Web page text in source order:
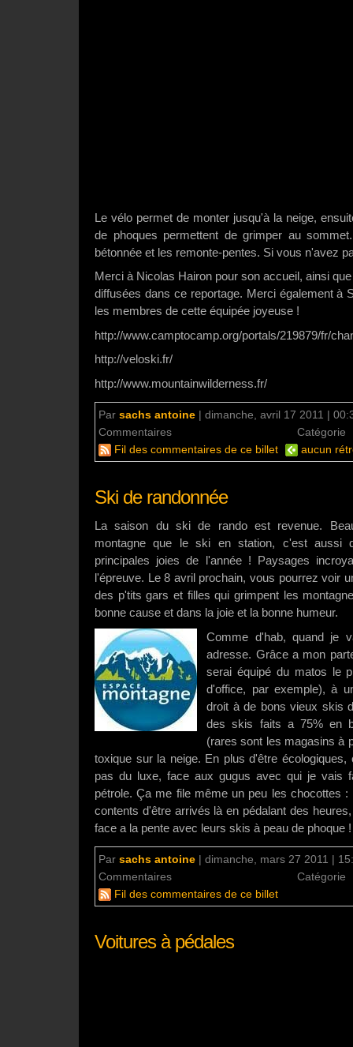
Le vélo permet de monter jusqu'à la neige,
de phoques permettent de grimper au
bétonnée et les remonte-pentes. Si vous n'avez
Merci à Nicolas Hairon pour son accueil, ainsi
diffusées dans ce reportage. Merci également à
les membres de cette équipée joyeuse !
http://www.camptocamp.org/portals/219879/fr/
http://veloski.fr/
http://www.mountainwilderness.fr/
Par sachs antoine | dimanche, avril 17 2011 |
Commentaires
Catégorie
Fil des commentaires de ce billet
aucun
Ski de randonnée
La saison du ski de rando est revenue.
montagne que le ski en station, c'est aussi
principales joies de l'année ! Paysages
l'épreuve. Le 8 avril prochain, vous pourrez voir
des p'tits gars et filles qui grimpent les
bonne cause et dans la joie et la bonne humeur.
Comme d'hab, quand je
adresse. Grâce a mon
serai équipé du matos le
d'office, par exemple), à
droit à de bons vieux skis
des skis faits a 75% en
(rares sont les magasins à
toxique sur la neige. En plus d'être
pas du luxe, face aux gugus avec qui je vais
pétrole. Ça me file même un peu les chocottes
contents d'être arrivés là en pédalant des
face a la pente avec leurs skis à peau de phoque !
Par sachs antoine | dimanche, mars 27 2011 |
Commentaires
Catégorie
Fil des commentaires de ce billet
Voitures à pédales